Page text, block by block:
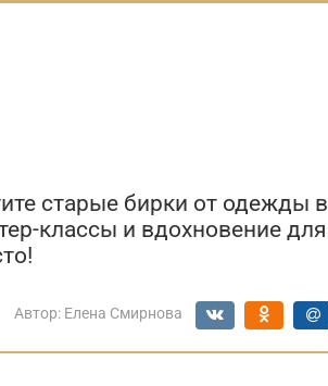
старые бирки от одежды в
классы и вдохновение для
Автор: Елена Смирнова